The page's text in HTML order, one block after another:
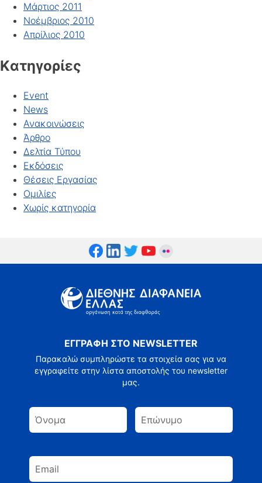
Μάρτιος 2011
Νοέμβριος 2010
Απρίλιος 2010
Kατηγορίες
Event
News
Ανακοινώσεις
Άρθρο
Δελτία Τύπου
Εκδόσεις
Θέσεις Εργασίας
Ομιλίες
Χωρίς κατηγορία
ΕΓΓΡΑΦΗ ΣΤΟ NEWSLETTER
Παρακαλώ συμπληρώστε τα στοιχεία σας για να
εγγραφείτε στην λίστα αποστολής του newsletter
μας.